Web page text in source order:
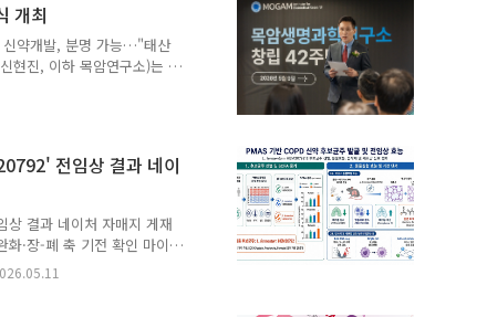
개발 신약의 국내 상업화
기와 비교해도 성장세는 이
개최
신약개발, 분명 가능…"태산
현진, 이하 목암연구소)는 지
기념식을 개최했다고 11
지해 온 목암연구소는 지난
능 및 독성 예측 기반의 후
등 AI 기반 중개연구
며..
전임상 결과 네이
결과 네이처 자매지 게재
·장-폐 축 기전 확인 마이
요셉)는 만성폐쇄성폐질환
연구 결과가 네이처